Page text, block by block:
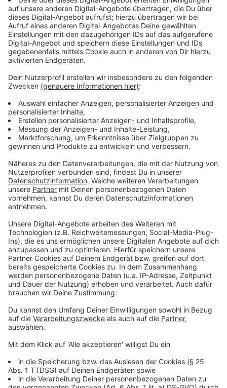
Anzeige
Rückgänge auch in Deutschland
Anzeige
Zustimmungswerte in mehreren Bereichen. So
befürworten zwar weiterhin 74 % der Befragten den
Schutz von Lesben, Schwulen und Bisexuellen vor
Benachteiligungen am Arbeitsplatz, bei der
Gegenüber dem Vorjahr entspricht dies jedoch einem
Minus von vier Prozentpunkten. Die Unterstützung für
Gesetze, die Diskriminierung verbieten, liegt laut
Studie bei 45 %. Auch dieser Wert sank innerhalb eines
Anzeige
Leicht rückläufig ist zudem die Zustimmung zur Ehe
für alle. Sie ging um einen Prozentpunkt auf 70 %
zurück. Weniger als die Hälfte der Befragten in
Deutschland hält es nach den Ergebnissen für richtig,
dass queere Menschen ihre sexuelle Orientierung oder
der Befragten. Gegenüber 2025 entspricht dies einem
Rückgang um zwei Prozentpunkte. Öffentliche
Zuneigungsbekundungen queerer Menschen
unterstützen nur noch 41 % der Deutschen - ein